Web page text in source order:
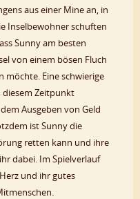
aus einer Mine an, in
Inselbewohner schuften
Sunny am besten
von einem bösen Fluch
möchte. Eine schwierige
diesem Zeitpunkt
Ausgeben von Geld
ist Sunny die
retten kann und ihre
dabei. Im Spielverlauf
und ihr gutes